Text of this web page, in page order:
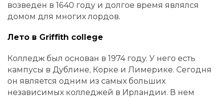
возведен в 1640 году и долгое время являлся
домом для многих лордов.
Лето в Griffith college
Колледж был основан в 1974 году. У него есть
кампусы в Дублине, Корке и Лимерике. Сегодня
он является одним из самых больших
независимых колледжей в Ирландии. В нем